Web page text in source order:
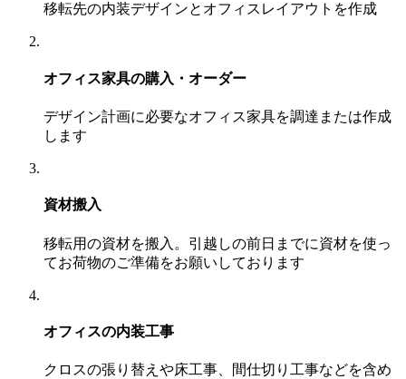
移転先の内装デザインとオフィスレイアウトを作成
オフィス家具の購入・オーダー
デザイン計画に必要なオフィス家具を調達または作成
します
資材搬入
移転用の資材を搬入。引越しの前日までに資材を使っ
てお荷物のご準備をお願いしております
オフィスの内装工事
クロスの張り替えや床工事、間仕切り工事などを含め